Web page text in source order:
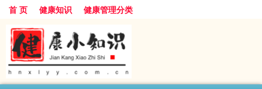
首 页 健康知识 健康管理分类